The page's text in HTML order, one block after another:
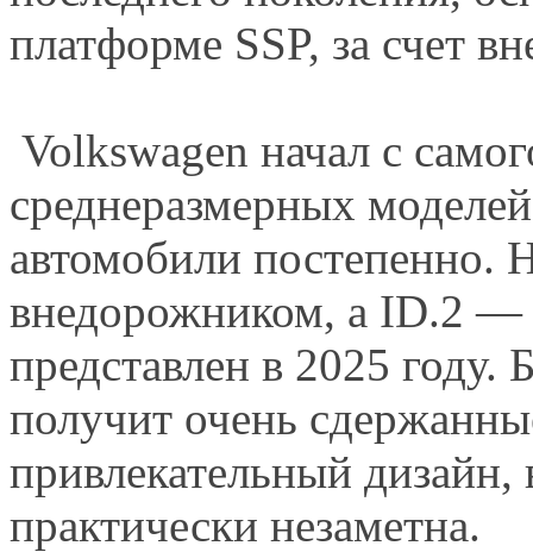
платформе SSP, за счет
Volkswagen начал с
среднеразмерных
автомобили постепенно.
внедорожником, а ID.2 —
представлен в 2025
получит очень
привлекательный дизайн,
практически незаметна.